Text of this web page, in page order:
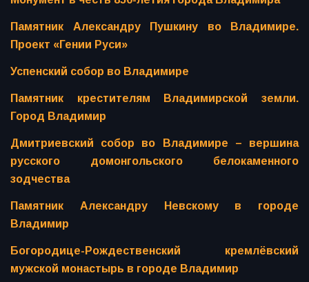
Памятник Александру Пушкину во Владимире.
Проект «Гении Руси»
Успенский собор во Владимире
Памятник крестителям Владимирской земли.
Город Владимир
Дмитриевский собор во Владимире – вершина
русского домонгольского белокаменного
зодчества
Памятник Александру Невскому в городе
Владимир
Богородице-Рождественский кремлёвский
мужской монастырь в городе Владимир